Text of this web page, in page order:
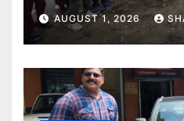
बताए।
AUGUST 1, 2026